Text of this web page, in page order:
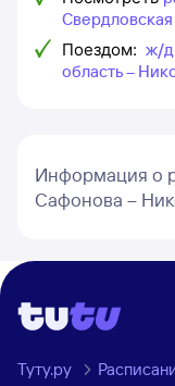
Свердловская
Поездом: ж/д
область –
Информация о
Сафонова –
Туту.ру